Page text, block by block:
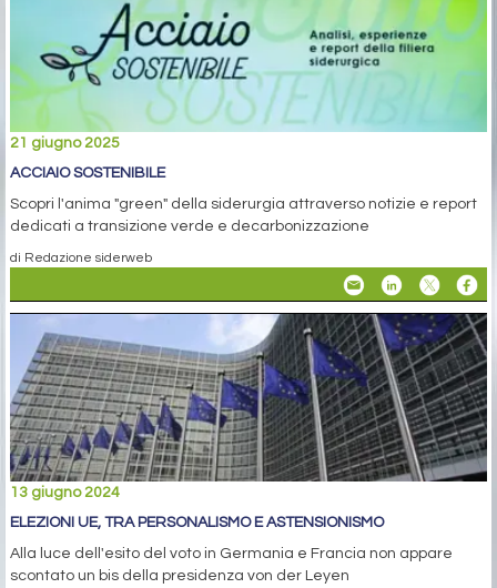
21 giugno 2025
ACCIAIO SOSTENIBILE
Scopri l'anima "green" della siderurgia attraverso notizie e report
dedicati a transizione verde e decarbonizzazione
di Redazione siderweb
13 giugno 2024
ELEZIONI UE, TRA PERSONALISMO E ASTENSIONISMO
Alla luce dell'esito del voto in Germania e Francia non appare
scontato un bis della presidenza von der Leyen